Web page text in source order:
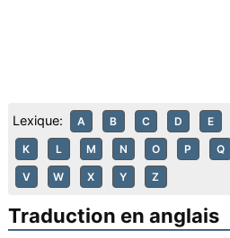
Lexique: A B C D E
K L M N O P Q
V W X Y Z
Traduction en anglais